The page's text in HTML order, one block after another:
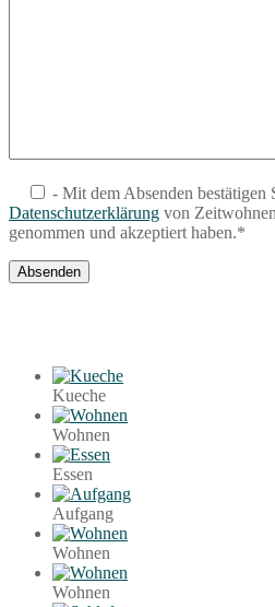
- Mit dem Absenden bestätigen
Datenschutzerklärung von
genommen und akzeptiert haben.*
Kueche
Wohnen
Essen
Aufgang
Wohnen
Wohnen